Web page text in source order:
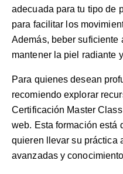
adecuada para tu tipo de
para facilitar los
Además, beber suficiente
mantener la piel radiante
Para quienes desean
recomiendo explorar
Certificación Master Class
web. Esta formación está
quieren llevar su práctica
avanzadas y